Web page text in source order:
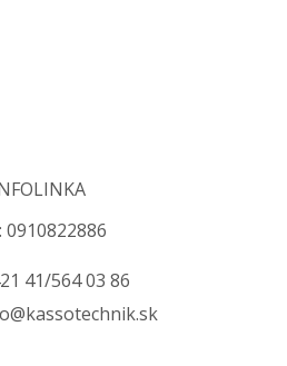
0910822886
41/564 03 86